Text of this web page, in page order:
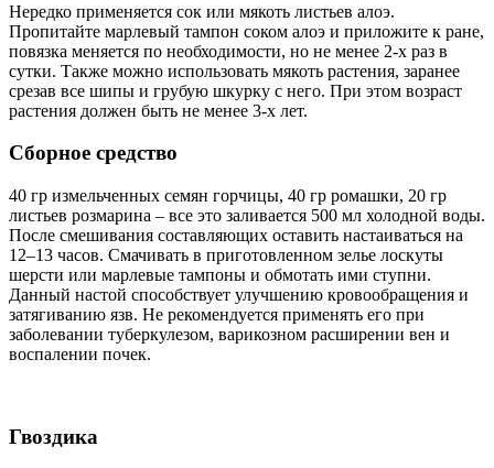
Нередко применяется сок или мякоть листьев алоэ.
Пропитайте марлевый тампон соком алоэ и приложите к ране,
повязка меняется по необходимости, но не менее 2-х раз в
сутки. Также можно использовать мякоть растения, заранее
срезав все шипы и грубую шкурку с него. При этом возраст
растения должен быть не менее 3-х лет.
Сборное средство
40 гр измельченных семян горчицы, 40 гр ромашки, 20 гр
листьев розмарина – все это заливается 500 мл холодной воды.
После смешивания составляющих оставить настаиваться на
12–13 часов. Смачивать в приготовленном зелье лоскуты
шерсти или марлевые тампоны и обмотать ими ступни.
Данный настой способствует улучшению кровообращения и
затягиванию язв. Не рекомендуется применять его при
заболевании туберкулезом, варикозном расширении вен и
воспалении почек.
Гвоздика